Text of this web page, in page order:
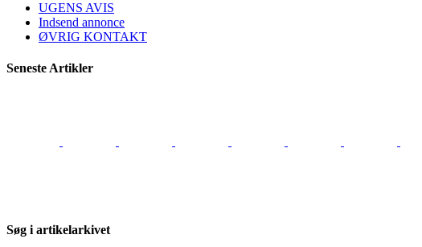
UGENS AVIS
Indsend annonce
ØVRIG KONTAKT
Seneste Artikler
Søg i artikelarkivet